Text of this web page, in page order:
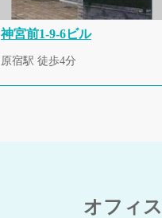
神宮前1-9-6ビル
原宿駅 徒歩4分
オフィ